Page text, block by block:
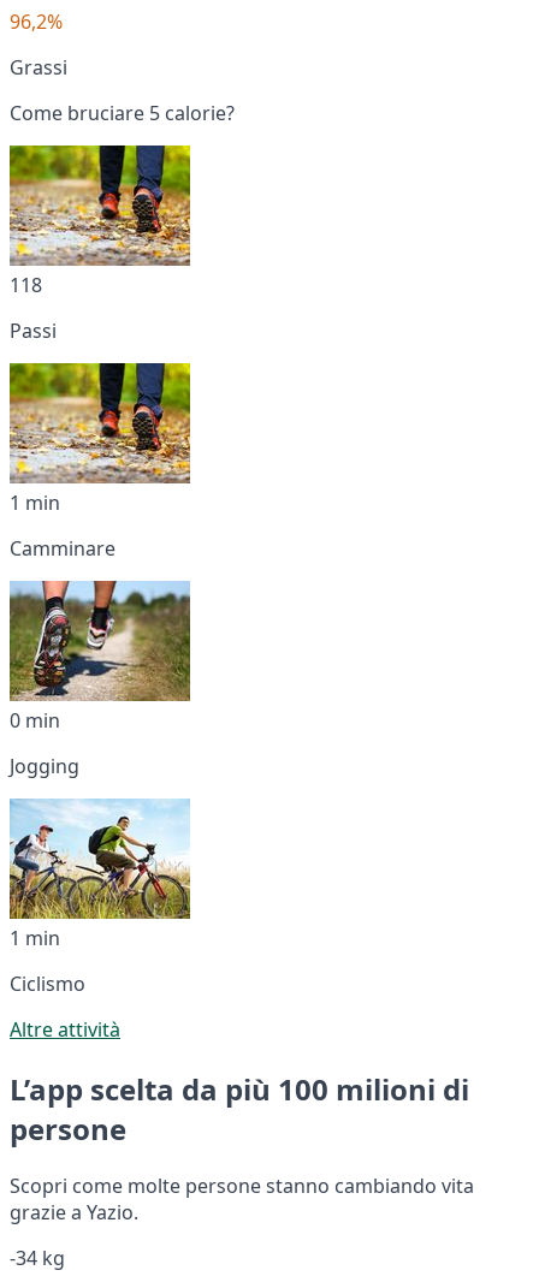
96,2%
Grassi
Come bruciare 5 calorie?
118
Passi
1 min
Camminare
0 min
Jogging
1 min
Ciclismo
Altre attività
L’app scelta da più 100 milioni di
persone
Scopri come molte persone stanno cambiando vita
grazie a Yazio.
-34 kg